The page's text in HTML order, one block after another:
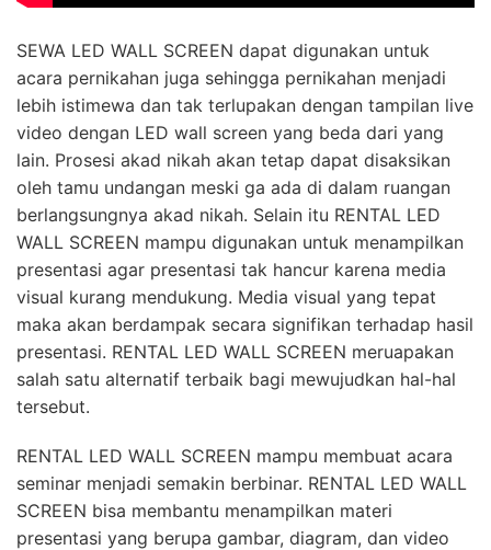
SEWA LED WALL SCREEN dapat digunakan untuk
acara pernikahan juga sehingga pernikahan menjadi
lebih istimewa dan tak terlupakan dengan tampilan live
video dengan LED wall screen yang beda dari yang
lain. Prosesi akad nikah akan tetap dapat disaksikan
oleh tamu undangan meski ga ada di dalam ruangan
berlangsungnya akad nikah. Selain itu RENTAL LED
WALL SCREEN mampu digunakan untuk menampilkan
presentasi agar presentasi tak hancur karena media
visual kurang mendukung. Media visual yang tepat
maka akan berdampak secara signifikan terhadap hasil
presentasi. RENTAL LED WALL SCREEN meruapakan
salah satu alternatif terbaik bagi mewujudkan hal-hal
tersebut.
RENTAL LED WALL SCREEN mampu membuat acara
seminar menjadi semakin berbinar. RENTAL LED WALL
SCREEN bisa membantu menampilkan materi
presentasi yang berupa gambar, diagram, dan video